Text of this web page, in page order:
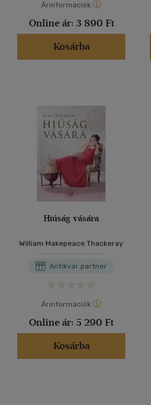
Árinformációk
Online ár: 3 890 Ft
Kosárba
Hiúság vására
William Makepeace Thackeray
Antikvár partner
Árinformációk
Online ár: 5 290 Ft
Kosárba